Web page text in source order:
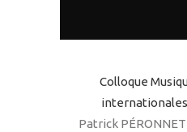
Colloque
Patrick